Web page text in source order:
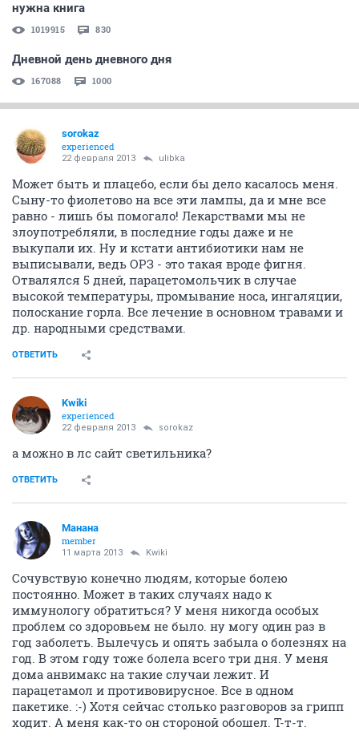
нужна книга
1019915 830
Дневной день дневного дня
167088 1000
sorokaz
experienced
22 февраля 2013 ulibka
Может быть и плацебо, если бы дело касалось меня.
Сыну-то фиолетово на все эти лампы, да и мне все
равно - лишь бы помогало! Лекарствами мы не
злоупотребляли, в последние годы даже и не
выкупали их. Ну и кстати антибиотики нам не
выписывали, ведь ОРЗ - это такая вроде фигня.
Отвалялся 5 дней, парацетомольчик в случае
высокой температуры, промывание носа, ингаляции,
полоскание горла. Все лечение в основном травами и
др. народными средствами.
ОТВЕТИТЬ
Kwiki
experienced
22 февраля 2013 sorokaz
а можно в лс сайт светильника?
ОТВЕТИТЬ
Манана
member
11 марта 2013 Kwiki
Сочувствую конечно людям, которые болею
постоянно. Может в таких случаях надо к
иммунологу обратиться? У меня никогда особых
проблем со здоровьем не было. ну могу один раз в
год заболеть. Вылечусь и опять забыла о болезнях на
год. В этом году тоже болела всего три дня. У меня
дома анвимакс на такие случаи лежит. И
парацетамол и противовирусное. Все в одном
пакетике. :-) Хотя сейчас столько разговоров за грипп
ходит. А меня как-то он стороной обошел. Т-т-т.